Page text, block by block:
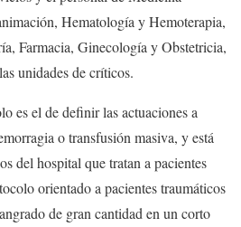
Hematología y Hemoterapia,
Farmacia, Ginecología y Obstetricia,
unidades de críticos.
es el de definir las actuaciones a
o transfusión masiva, y está
del hospital que tratan a pacientes
orientado a pacientes traumáticos
de gran cantidad en un corto